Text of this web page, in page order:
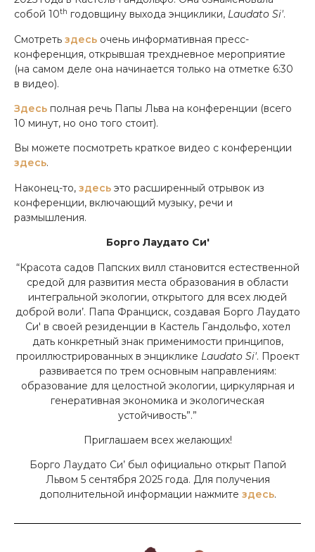
собой 10th годовщину выхода энциклики, Laudato Si'.
Смотреть здесь очень информативная пресс-
конференция, открывшая трехдневное мероприятие
(на самом деле она начинается только на отметке 6:30
в видео).
Здесь полная речь Папы Льва на конференции (всего
10 минут, но оно того стоит).
Вы можете посмотреть краткое видео с конференции
здесь.
Наконец-то, здесь это расширенный отрывок из
конференции, включающий музыку, речи и
размышления.
Борго Лаудато Си'
“Красота садов Папских вилл становится естественной
средой для развития места образования в области
интегральной экологии, открытого для всех людей
доброй воли’. Папа Франциск, создавая Борго Лаудато
Си' в своей резиденции в Кастель Гандольфо, хотел
дать конкретный знак применимости принципов,
проиллюстрированных в энциклике Laudato Si'. Проект
развивается по трем основным направлениям:
образование для целостной экологии, циркулярная и
генеративная экономика и экологическая
устойчивость”.”
Приглашаем всех желающих!
Борго Лаудато Си’ был официально открыт Папой
Львом 5 сентября 2025 года. Для получения
дополнительной информации нажмите здесь.